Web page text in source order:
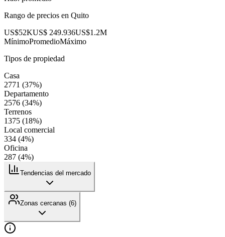
Rango de precios en Quito
US$52KUS$ 249.936US$1.2M
MínimoPromedioMáximo
Tipos de propiedad
Casa
2771 (37%)
Departamento
2576 (34%)
Terrenos
1375 (18%)
Local comercial
334 (4%)
Oficina
287 (4%)
Tendencias del mercado
Zonas cercanas (6)